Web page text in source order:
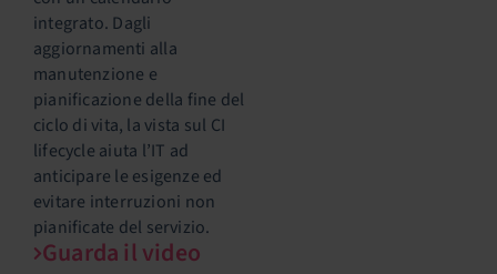
integrato. Dagli
aggiornamenti alla
manutenzione e
pianificazione della fine del
ciclo di vita, la vista sul CI
lifecycle aiuta l’IT ad
anticipare le esigenze ed
evitare interruzioni non
pianificate del servizio.
Guarda il video